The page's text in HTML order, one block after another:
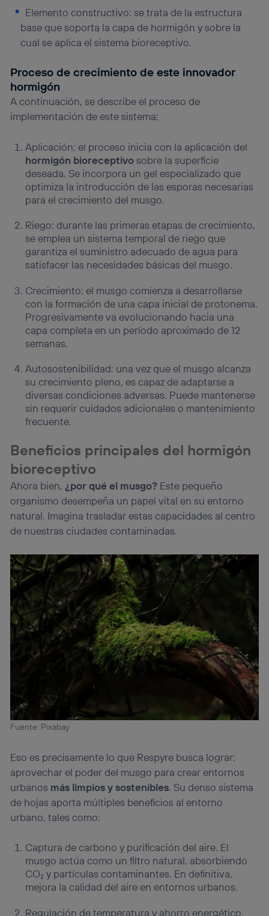
Elemento constructivo: se trata de la estructura
base que soporta la capa de hormigón y sobre la
cual se aplica el sistema bioreceptivo.
Proceso de crecimiento de este innovador
hormigón
A continuación, se describe el proceso de
implementación de este sistema:
Aplicación: el proceso inicia con la aplicación del
hormigón bioreceptivosobre la superficie
deseada. Se incorpora un gel especializado que
optimiza la introducción de las esporas necesarias
para el crecimiento del musgo.
Riego: durante las primeras etapas de crecimiento,
se emplea un sistema temporal de riego que
garantiza el suministro adecuado de agua para
satisfacer las necesidades básicas del musgo.
Crecimiento: el musgo comienza a desarrollarse
con la formación de una capa inicial de protonema.
Progresivamente va evolucionando hacia una
capa completa en un período aproximado de 12
semanas.
Autosostenibilidad: una vez que el musgo alcanza
su crecimiento pleno, es capaz de adaptarse a
diversas condiciones adversas. Puede mantenerse
sin requerir cuidados adicionales o mantenimiento
frecuente.
Beneficios principales del hormigón
bioreceptivo
Ahora bien, ¿por qué el musgo? Este pequeño
organismo desempeña un papel vital en su entorno
natural. Imagina trasladar estas capacidades al centro
de nuestras ciudades contaminadas.
Fuente: Pixabay
Eso es precisamente lo que Respyre busca lograr:
aprovechar el poder del musgo para crear entornos
urbanos más limpios y sostenibles. Su denso sistema
de hojas aporta múltiples beneficios al entorno
urbano, tales como:
Captura de carbono y purificación del aire. El
musgo actúa como un filtro natural, absorbiendo
CO₂ y partículas contaminantes. En definitiva,
mejora la calidad del aire en entornos urbanos.
Regulación de temperatura y ahorro energético.